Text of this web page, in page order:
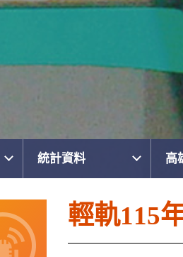
統計資料 高
輕軌115